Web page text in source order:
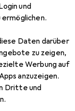
und
Daten darüber
zu zeigen,
Werbung auf
anzuzeigen.
Dritte und
Produkt OKI